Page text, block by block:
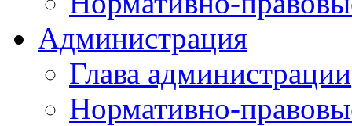
Администрация
Глава администрации
Нормативно-